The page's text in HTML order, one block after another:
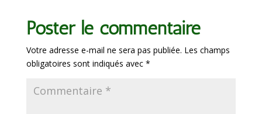
Poster le commentaire
Votre adresse e-mail ne sera pas publiée. Les champs
obligatoires sont indiqués avec *